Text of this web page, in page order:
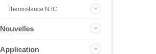
Thermistance NTC
Nouvelles
Application